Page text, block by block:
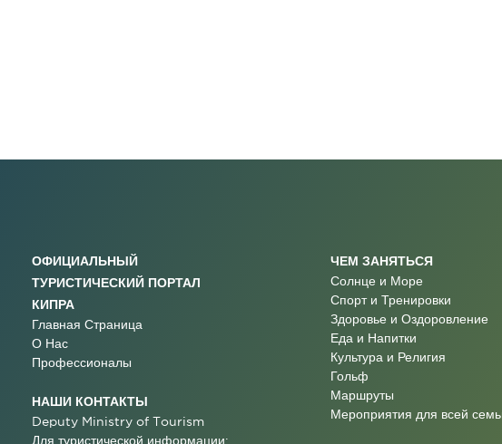
ОФИЦИАЛЬНЫЙ
ТУРИСТИЧЕСКИЙ ПОРТАЛ
КИПРА
Главная Страница
О Нас
Профессионалы
НАШИ КОНТАКТЫ
Deputy Ministry of Tourism
Для туристической информации:
ЧЕМ ЗАНЯТЬСЯ
Солнце и Море
Спорт и Тренировки
Здоровье и Оздоровление
Еда и Напитки
Культура и Религия
Гольф
Маршруты
Мероприятия для всей